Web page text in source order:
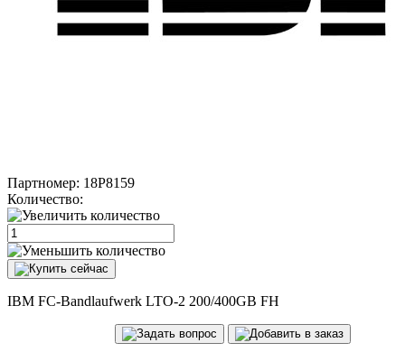
Партномер: 18P8159
Количество:
IBM FC-Bandlaufwerk LTO-2 200/400GB FH